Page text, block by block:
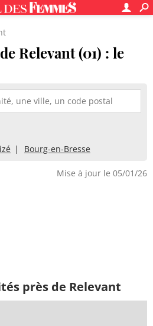
Relevant (01) : le
Bourg-en-Bresse
Mise à jour le 05/01/26
près de Relevant